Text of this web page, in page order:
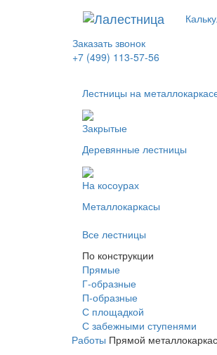
Заказать звонок
+7 (499) 113-57-56
Лестницы на
Закрытые
Деревянные лестницы
На косоурах
Металлокаркасы
Все лестницы
По конструкции
Прямые
Г-образные
П-образные
С площадкой
С забежными ступенями
Работы Прямой